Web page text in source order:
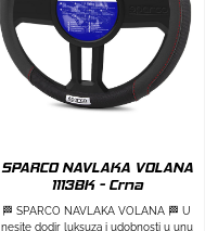
SPARCO NAVLAKA VOLANA
1113BK - Crna
🏁 SPARCO NAVLAKA VOLANA 🏁 U
nesite dodir luksuza i udobnosti u unu